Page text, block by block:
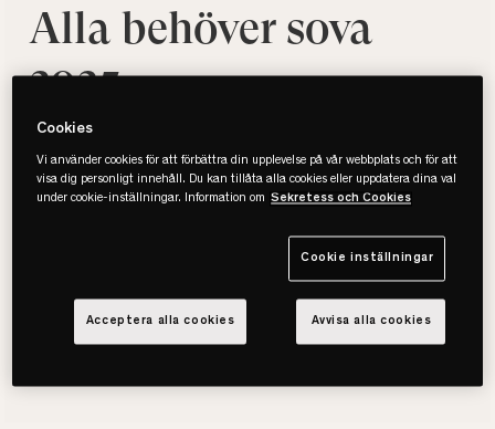
Alla behöver sova
2025
Hur ofta vaknar du riktigt utvilad? Vår senaste
undersökning ”Alla behöver sova” visar att bara 5 % av
svenskar gör det varje dag. Förra året uppgav nästan
45 %. Trots att sömn påverkar beslut, säkerhet och hälsa
är det få arbetsgivare som pratar om det.
Cookies
Vi använder cookies för att förbättra din upplevelse på vår webbplats och för att
visa dig personligt innehåll. Du kan tillåta alla cookies eller uppdatera dina val
under cookie-inställningar. Information om Sekretess och Cookies
Cookie inställningar
Avvisa alla cookies
Acceptera alla cookies